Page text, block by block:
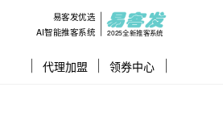
易客发优选
AI智能推客系统 2025全新推客系统
代理加盟 领券中心